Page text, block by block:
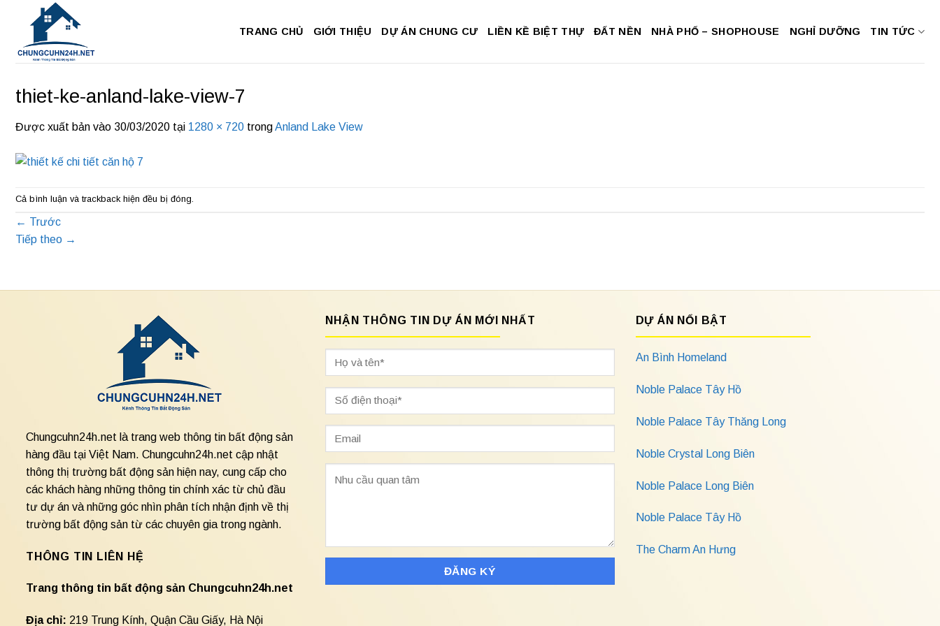
dung
TRANG CHỦ GIỚI THIỆU DỰ ÁN CHUNG CƯ LIỀN KỀ BIỆT THỰ ĐẤT NỀN NHÀ PHỐ – SHOPHOUSE NGHỈ DƯỠNG TIN TỨC
thiet-ke-anland-lake-view-7
Được xuất bản vào 30/03/2020 tại 1280 × 720 trongAnland Lake View
Cả bình luận và trackback hiện đều bị đóng.
← Trước
Tiếp theo →
Chungcuhn24h.net là trang web thông tin bất động sản
hàng đầu tại Việt Nam. Chungcuhn24h.net cập nhật
thông thị trường bất động sản hiện nay, cung cấp cho
các khách hàng những thông tin chính xác từ chủ đầu
tư dự án và những góc nhìn phân tích nhận định về thị
trường bất động sản từ các chuyên gia trong ngành.
THÔNG TIN LIÊN HỆ
Trang thông tin bất động sản Chungcuhn24h.net
Địa chỉ: 219 Trung Kính, Quận Cầu Giấy, Hà Nội
NHẬN THÔNG TIN DỰ ÁN MỚI NHẤT DỰ ÁN NỔI BẬT
An Bình Homeland
Noble Palace Tây Hồ
Noble Palace Tây Thăng Long
Noble Crystal Long Biên
Noble Palace Long Biên
Noble Palace Tây Hồ
The Charm An Hưng